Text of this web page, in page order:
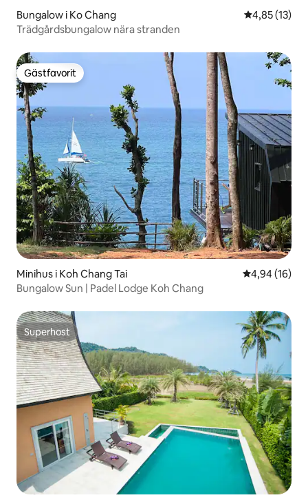
Bungalow i Ko Chang 4,85 av 5 i
4,85 (13)
Trädgårdsbungalow nära stranden
Gästfavorit
Gästfavorit
Minihus i Koh Chang Tai 4,94 av 5 i
4,94 (16)
Bungalow Sun | Padel Lodge Koh Chang
Superhost
Superhost